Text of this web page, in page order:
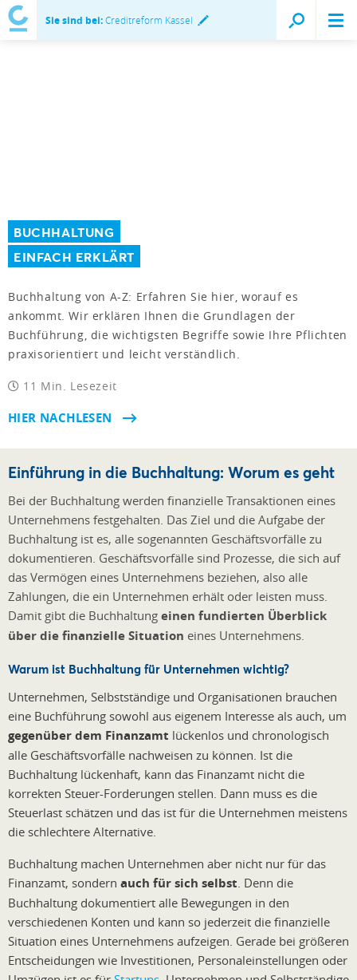
Sie sind bei:Creditreform Kassel
BUCHHALTUNG
EINFACH ERKLÄRT
Buchhaltung von A-Z: Erfahren Sie hier, worauf es
ankommt. Wir erklären Ihnen die Grundlagen der
Buchführung, die wichtigsten Begriffe sowie Ihre Pflichten
praxisorientiert und leicht verständlich.
11 Min. Lesezeit
HIER NACHLESEN
Einführung in die Buchhaltung: Worum es geht
Bei der Buchhaltung werden finanzielle Transaktionen eines
Unternehmens festgehalten. Das Ziel und die Aufgabe der
Buchhaltung ist es, alle sogenannten Geschäftsvorfälle zu
dokumentieren. Geschäftsvorfälle sind Prozesse, die sich auf
das Vermögen eines Unternehmens beziehen, also alle
Zahlungen, die ein Unternehmen erhält oder leisten muss.
Damit gibt die Buchhaltung einen fundierten Überblick
über die finanzielle Situation eines Unternehmens.
Warum ist Buchhaltung für Unternehmen wichtig?
Unternehmen, Selbstständige und Organisationen brauchen
eine Buchführung sowohl aus eigenem Interesse als auch, um
gegenüber dem Finanzamt lückenlos und chronologisch
alle Geschäftsvorfälle nachweisen zu können. Ist die
Buchhaltung lückenhaft, kann das Finanzamt nicht die
korrekten Steuer-Forderungen stellen. Dann muss es die
Steuerlast schätzen und das ist für die Unternehmen meistens
die schlechtere Alternative.
Buchhaltung machen Unternehmen aber nicht nur für das
Finanzamt, sondern auch für sich selbst . Denn die
Buchhaltung dokumentiert alle Bewegungen in den
verschiedenen Konten und kann so jederzeit die finanzielle
Situation eines Unternehmens aufzeigen. Gerade bei größeren
Entscheidungen wie Investitionen, Personaleinstellungen oder